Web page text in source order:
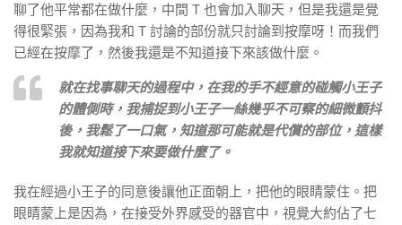
聊了他平常都在做什麼，中間 T 也會加入聊天，但是我還是覺
得很緊張，因為我和 T 討論的部份就只討論到按摩呀！而我們
已經在按摩了，然後我還是不知道接下來該做什麼。
就在找事聊天的過程中，在我的手不經意的碰觸小王子
的體側時，我捕捉到小王子一絲幾乎不可察的細微顫抖
後，我鬆了一口氣，知道那可能就是代償的部位，這樣
我就知道接下來要做什麼了。
我在經過小王子的同意後讓他正面朝上，把他的眼睛蒙住。把
眼睛蒙上是因為，在接受外界感受的器官中，視覺大約佔了七